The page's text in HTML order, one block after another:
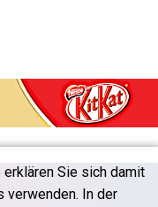
Sie sich damit
verwenden. In der
5959.485913
QAR 3.6622
RUB 82.152892
RWF